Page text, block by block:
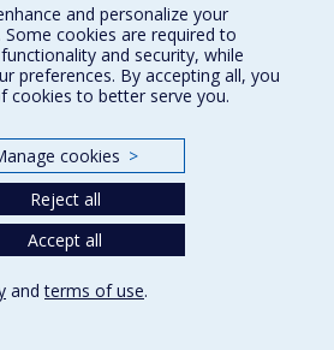
and personalize your
cookies are required to
and security, while
preferences. By accepting all, you
cookies to better serve you.
cookies >
Reject all
Accept all
andterms of use.